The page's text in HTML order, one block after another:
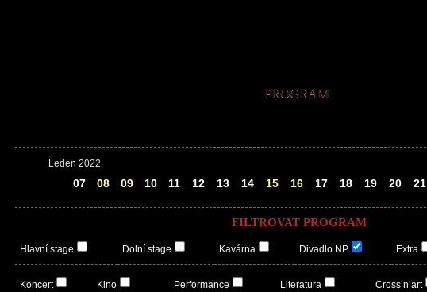
PROGRAM
Leden 2022
07 08 09 10 11 12 13 14 15 16 17 18 19 20 21
FILTROVAT PROGRAM
Hlavní stage Dolní stage Kavárna Divadlo NP Extra
Koncert
Kino
Performance
Literatura
Cross’n’art